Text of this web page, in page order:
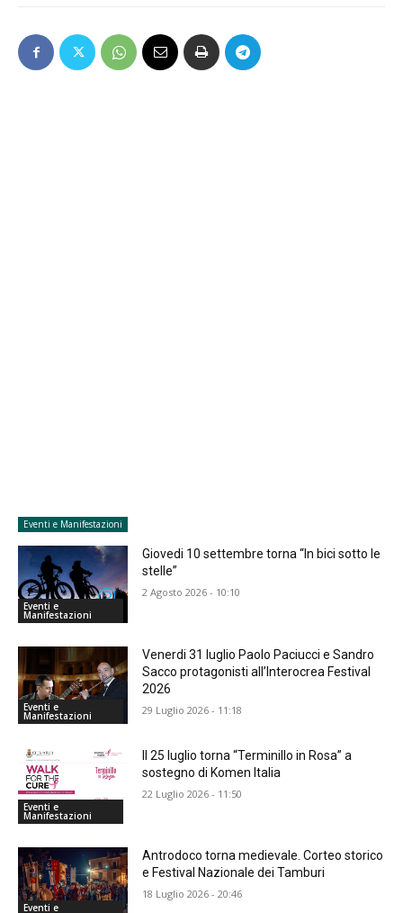
Eventi e Manifestazioni
Eventi e
Manifestazioni
Giovedi 10 settembre torna “In bici sotto le
stelle”
2 Agosto 2026 - 10:10
Eventi e
Manifestazioni
Venerdi 31 luglio Paolo Paciucci e Sandro
Sacco protagonisti all’Interocrea Festival
2026
29 Luglio 2026 - 11:18
Eventi e
Manifestazioni
Il 25 luglio torna “Terminillo in Rosa” a
sostegno di Komen Italia
22 Luglio 2026 - 11:50
Eventi e
Antrodoco torna medievale. Corteo storico
e Festival Nazionale dei Tamburi
18 Luglio 2026 - 20:46